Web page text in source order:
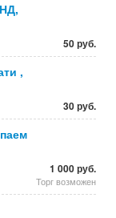
50 руб.
,
30 руб.
1 000 руб.
Торг возможен